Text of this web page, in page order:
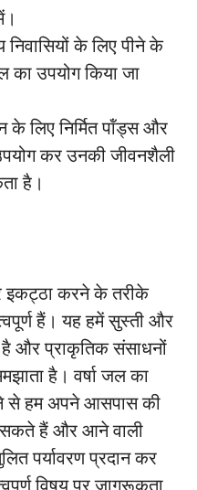
निवासियों के लिए पीने के
का उपयोग किया जा
के लिए निर्मित पॉंड्स और
कर उनकी जीवनशैली
है।
इकट्ठा करने के तरीके
हैं। यह हमें सुस्ती और
और प्राकृतिक संसाधनों
है। वर्षा जल का
से हम अपने आसपास की
सकते हैं और आने वाली
पर्यावरण प्रदान कर
विषय पर जागरूकता